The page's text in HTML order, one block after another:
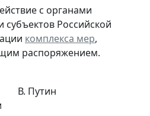
с органами
субъектов Российской
комплекса мер,
распоряжением.
В. Путин